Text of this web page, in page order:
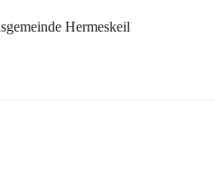
Hermeskeil